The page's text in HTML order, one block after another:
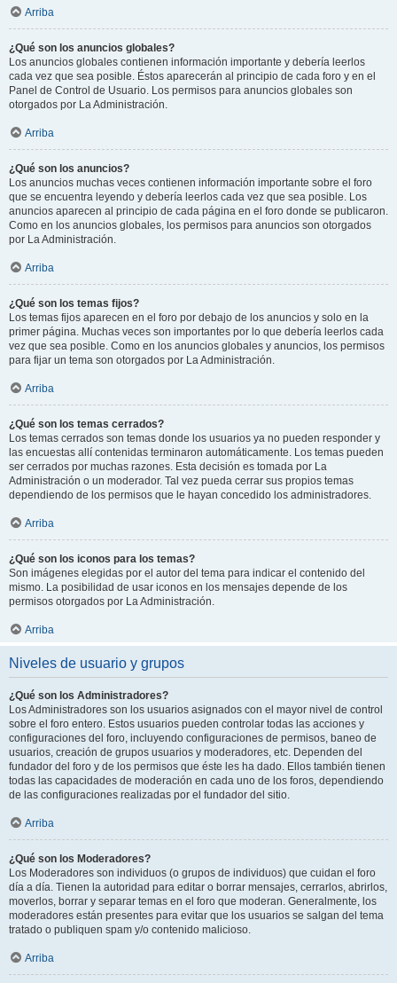
Arriba
¿Qué son los anuncios globales?
Los anuncios globales contienen información importante y debería leerlos
cada vez que sea posible. Éstos aparecerán al principio de cada foro y en el
Panel de Control de Usuario. Los permisos para anuncios globales son
otorgados por La Administración.
Arriba
¿Qué son los anuncios?
Los anuncios muchas veces contienen información importante sobre el foro
que se encuentra leyendo y debería leerlos cada vez que sea posible. Los
anuncios aparecen al principio de cada página en el foro donde se publicaron.
Como en los anuncios globales, los permisos para anuncios son otorgados
por La Administración.
Arriba
¿Qué son los temas fijos?
Los temas fijos aparecen en el foro por debajo de los anuncios y solo en la
primer página. Muchas veces son importantes por lo que debería leerlos cada
vez que sea posible. Como en los anuncios globales y anuncios, los permisos
para fijar un tema son otorgados por La Administración.
Arriba
¿Qué son los temas cerrados?
Los temas cerrados son temas donde los usuarios ya no pueden responder y
las encuestas allí contenidas terminaron automáticamente. Los temas pueden
ser cerrados por muchas razones. Esta decisión es tomada por La
Administración o un moderador. Tal vez pueda cerrar sus propios temas
dependiendo de los permisos que le hayan concedido los administradores.
Arriba
¿Qué son los iconos para los temas?
Son imágenes elegidas por el autor del tema para indicar el contenido del
mismo. La posibilidad de usar iconos en los mensajes depende de los
permisos otorgados por La Administración.
Arriba
Niveles de usuario y grupos
¿Qué son los Administradores?
Los Administradores son los usuarios asignados con el mayor nivel de control
sobre el foro entero. Estos usuarios pueden controlar todas las acciones y
configuraciones del foro, incluyendo configuraciones de permisos, baneo de
usuarios, creación de grupos usuarios y moderadores, etc. Dependen del
fundador del foro y de los permisos que éste les ha dado. Ellos también tienen
todas las capacidades de moderación en cada uno de los foros, dependiendo
de las configuraciones realizadas por el fundador del sitio.
Arriba
¿Qué son los Moderadores?
Los Moderadores son individuos (o grupos de individuos) que cuidan el foro
día a día. Tienen la autoridad para editar o borrar mensajes, cerrarlos, abrirlos,
moverlos, borrar y separar temas en el foro que moderan. Generalmente, los
moderadores están presentes para evitar que los usuarios se salgan del tema
tratado o publiquen spam y/o contenido malicioso.
Arriba